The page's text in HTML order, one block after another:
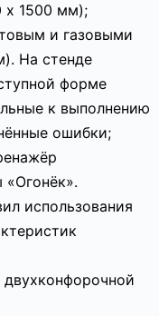
х 1500 мм);
и газовыми
На стенде
форме
к выполнению
ошибки;
«Огонёк».
использования